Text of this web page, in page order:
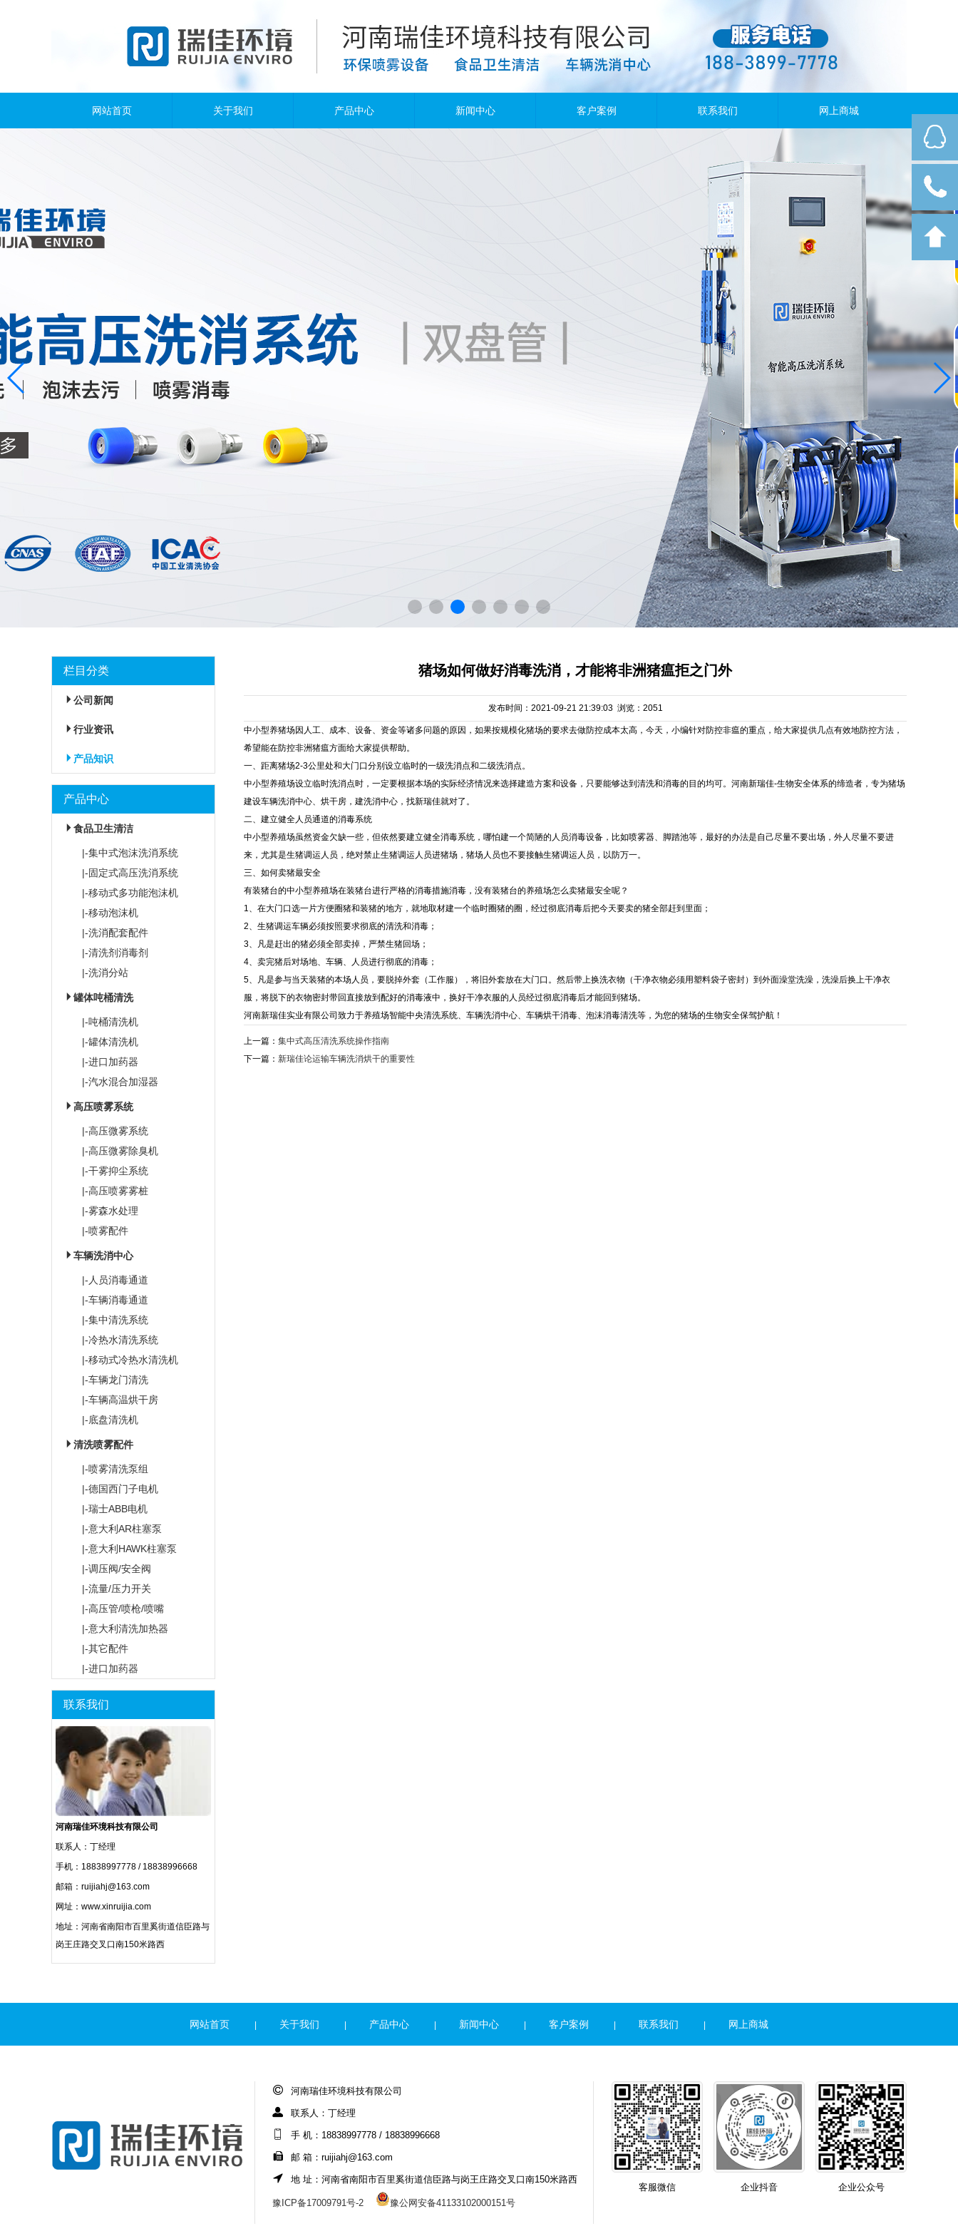
网站首页 关于我们 产品中心 新闻中心 客户案例 联系我们 网上商城
栏目分类
公司新闻
行业资讯
产品知识
产品中心
食品卫生清洁
|-集中式泡沫洗消系统
|-固定式高压洗消系统
|-移动式多功能泡沫机
|-移动泡沫机
|-洗消配套配件
|-清洗剂消毒剂
|-洗消分站
罐体吨桶清洗
|-吨桶清洗机
|-罐体清洗机
|-进口加药器
|-汽水混合加湿器
高压喷雾系统
|-高压微雾系统
|-高压微雾除臭机
|-干雾抑尘系统
|-高压喷雾雾桩
|-雾森水处理
|-喷雾配件
车辆洗消中心
|-人员消毒通道
|-车辆消毒通道
|-集中清洗系统
|-冷热水清洗系统
|-移动式冷热水清洗机
|-车辆龙门清洗
|-车辆高温烘干房
|-底盘清洗机
清洗喷雾配件
|-喷雾清洗泵组
|-德国西门子电机
|-瑞士ABB电机
|-意大利AR柱塞泵
|-意大利HAWK柱塞泵
|-调压阀/安全阀
|-流量/压力开关
|-高压管/喷枪/喷嘴
|-意大利清洗加热器
|-其它配件
|-进口加药器
联系我们
河南瑞佳环境科技有限公司
联系人：丁经理
手机：18838997778 / 18838996668
邮箱：ruijiahj@163.com
网址：www.xinruijia.com
地址：河南省南阳市百里奚街道信臣路与
岗王庄路交叉口南150米路西
猪场如何做好消毒洗消，才能将非洲猪瘟拒之门外
发布时间：2021-09-21 21:39:03 浏览： 2051
中小型养猪场因人工、成本、设备、资金等诸多问题的原因，如果按规模化猪场的要求去做防控成本太高，今天，小编针对防控非瘟的重点，给大家提供几点有效地防控方法，
希望能在防控非洲猪瘟方面给大家提供帮助。
一、距离猪场2-3公里处和大门口分别设立临时的一级洗消点和二级洗消点。
中小型养殖场设立临时洗消点时，一定要根据本场的实际经济情况来选择建造方案和设备，只要能够达到清洗和消毒的目的均可。河南新瑞佳-生物安全体系的缔造者，专为猪场
建设车辆洗消中心、烘干房，建洗消中心，找新瑞佳就对了。
二、建立健全人员通道的消毒系统
中小型养殖场虽然资金欠缺一些，但依然要建立健全消毒系统，哪怕建一个简陋的人员消毒设备，比如喷雾器、脚踏池等，最好的办法是自己尽量不要出场，外人尽量不要进
来，尤其是生猪调运人员，绝对禁止生猪调运人员进猪场，猪场人员也不要接触生猪调运人员，以防万一。
三、如何卖猪最安全
有装猪台的中小型养殖场在装猪台进行严格的消毒措施消毒，没有装猪台的养殖场怎么卖猪最安全呢？
1、在大门口选一片方便圈猪和装猪的地方，就地取材建一个临时圈猪的圈，经过彻底消毒后把今天要卖的猪全部赶到里面；
2、生猪调运车辆必须按照要求彻底的清洗和消毒；
3、凡是赶出的猪必须全部卖掉，严禁生猪回场；
4、卖完猪后对场地、车辆、人员进行彻底的消毒；
5、凡是参与当天装猪的本场人员，要脱掉外套（工作服），将旧外套放在大门口。然后带上换洗衣物（干净衣物必须用塑料袋子密封）到外面澡堂洗澡，洗澡后换上干净衣
服，将脱下的衣物密封带回直接放到配好的消毒液中，换好干净衣服的人员经过彻底消毒后才能回到猪场。
河南新瑞佳实业有限公司致力于养殖场智能中央清洗系统、车辆洗消中心、车辆烘干消毒、泡沫消毒清洗等，为您的猪场的生物安全保驾护航！
上一篇： 集中式高压清洗系统操作指南
下一篇： 新瑞佳论运输车辆洗消烘干的重要性
网站首页 关于我们 产品中心 新闻中心 客户案例 联系我们 网上商城
河南瑞佳环境科技有限公司
联系人：丁经理
手 机：18838997778 / 18838996668
邮 箱：ruijiahj@163.com
地 址：河南省南阳市百里奚街道信臣路与岗王庄路交叉口南150米路西
豫ICP备17009791号-2 豫公网安备41133102000151号
客服微信 企业抖音 企业公众号